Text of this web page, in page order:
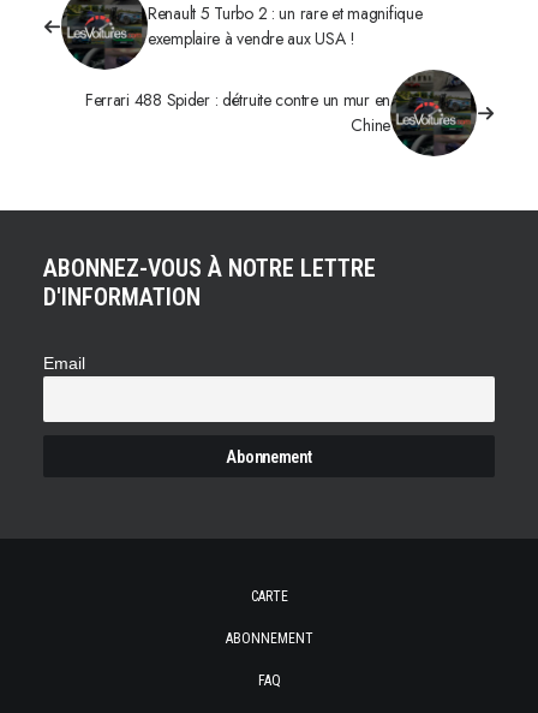
Renault 5 Turbo 2 : un rare et magnifique
exemplaire à vendre aux USA !
Ferrari 488 Spider : détruite contre un mur en
Chine
ABONNEZ-VOUS À NOTRE LETTRE
D'INFORMATION
Email
CARTE
ABONNEMENT
FAQ